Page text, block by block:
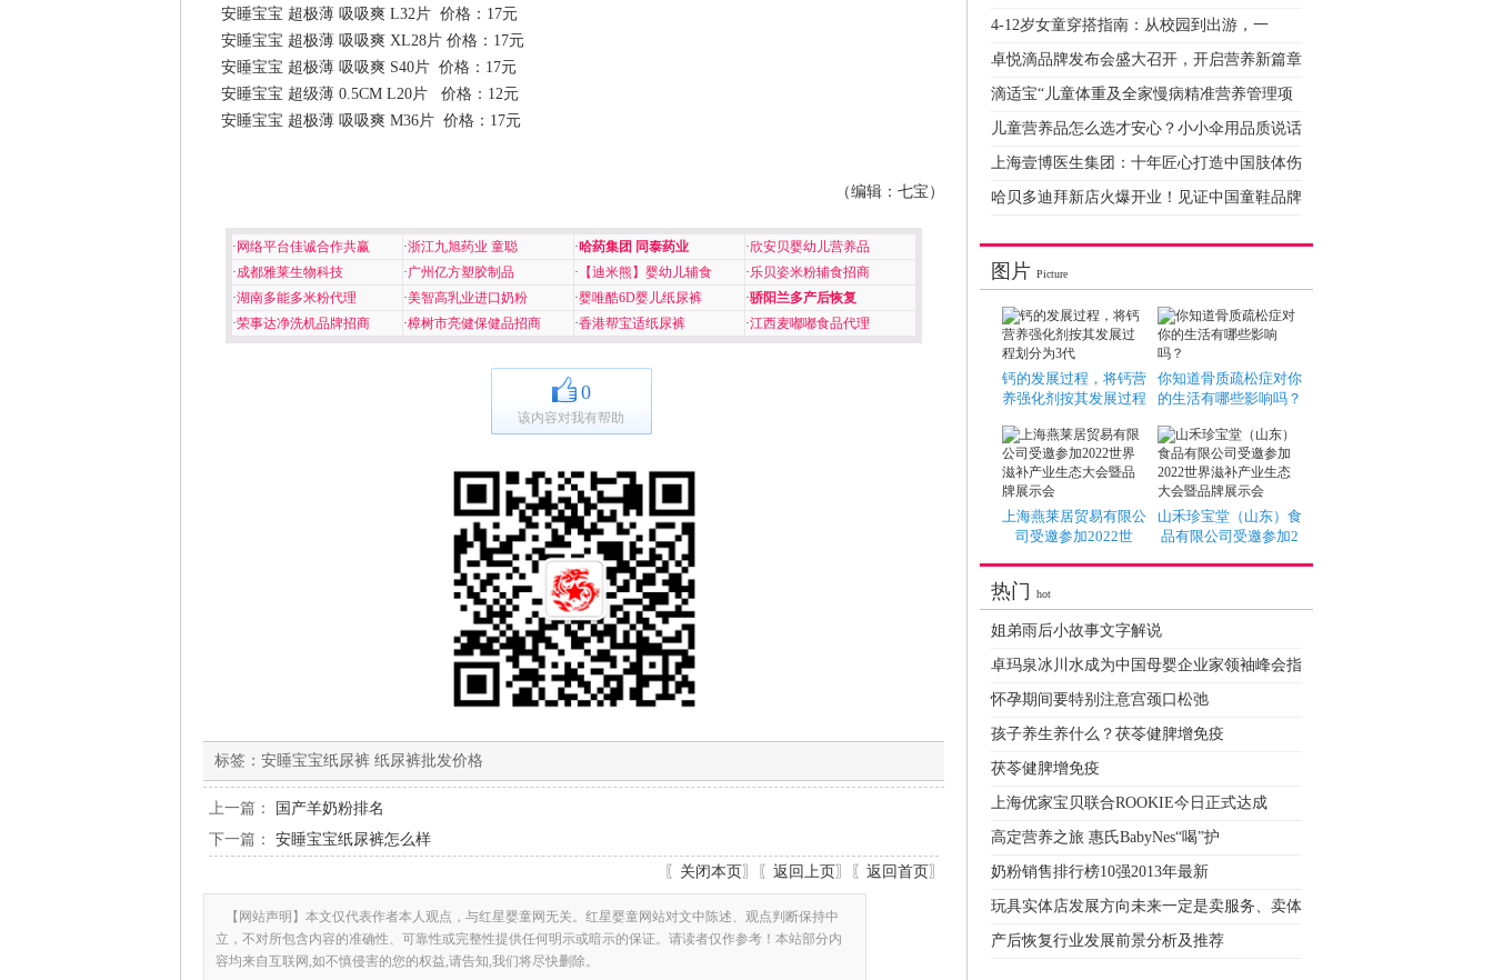
安睡宝宝 超极薄 吸吸爽 L32片 价格：17元
安睡宝宝 超极薄 吸吸爽 XL28片 价格：17元
安睡宝宝 超极薄 吸吸爽 S40片 价格：17元
安睡宝宝 超级薄 0.5CM L20片 价格：12元
安睡宝宝 超极薄 吸吸爽 M36片 价格：17元
（编辑：七宝）
· 网络平台佳诚合作共赢 ·浙江九旭药业 童聪 ·哈药集团 同泰药业 ·欣安贝婴幼儿营养品
·成都雅莱生物科技 ·广州亿方塑胶制品 · 【迪米熊】婴幼儿辅食 ·乐贝姿米粉辅食招商
·湖南多能多米粉代理 ·美智高乳业进口奶粉 ·婴唯酷6D婴儿纸尿裤 ·骄阳兰多产后恢复
·荣事达净洗机品牌招商 ·樟树市亮健保健品招商 ·香港帮宝适纸尿裤 ·江西麦嘟嘟食品代理
0
该内容对我有帮助
标签： 安睡宝宝纸尿裤 纸尿裤批发价格
上一篇：
国产羊奶粉排名
下一篇： 安睡宝宝纸尿裤怎么样
〖 关闭本页〗〖 返回上页〗〖 返回首页〗
【网站声明】本文仅代表作者本人观点，与红星婴童网无关。红星婴童网站对文中陈述、观点判断保持中
立，不对所包含内容的准确性、可靠性或完整性提供任何明示或暗示的保证。请读者仅作参考！本站部分内
容均来自互联网,如不慎侵害的您的权益,请告知,我们将尽快删除。
4-12岁女童穿搭指南：从校园到出游，一
卓悦滴品牌发布会盛大召开，开启营养新篇章
滴适宝“儿童体重及全家慢病精准营养管理项
儿童营养品怎么选才安心？小小伞用品质说话
上海壹博医生集团：十年匠心打造中国肢体伤
哈贝多迪拜新店火爆开业！见证中国童鞋品牌
图片 Picture
钙的发展过程，将钙营
养强化剂按其发展过程
你知道骨质疏松症对你
的生活有哪些影响吗？
上海燕莱居贸易有限公
司受邀参加2022世
山禾珍宝堂（山东）食
品有限公司受邀参加2
热门 hot
姐弟雨后小故事文字解说
卓玛泉冰川水成为中国母婴企业家领袖峰会指
怀孕期间要特别注意宫颈口松弛
孩子养生养什么？茯苓健脾增免疫
茯苓健脾增免疫
上海优家宝贝联合ROOKIE今日正式达成
高定营养之旅 惠氏BabyNes“喝”护
奶粉销售排行榜10强2013年最新
玩具实体店发展方向未来一定是卖服务、卖体
产后恢复行业发展前景分析及推荐